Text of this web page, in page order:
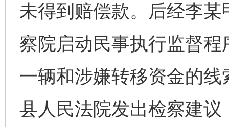
未得到赔偿款。后经李
察院启动民事执行监督
一辆和涉嫌转移资金的
县人民法院发出检察建